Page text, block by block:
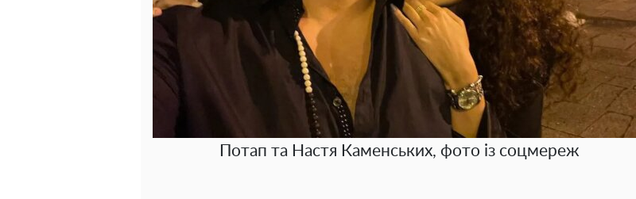
Потап та Настя Каменських, фото із соцмереж